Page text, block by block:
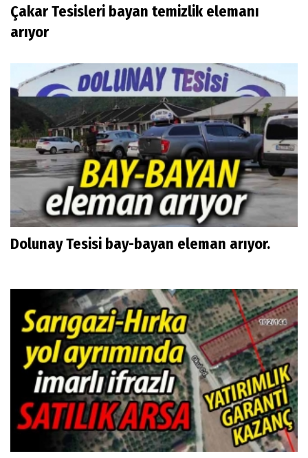
Çakar Tesisleri bayan temizlik elemanı
arıyor
Dolunay Tesisi bay-bayan eleman arıyor.